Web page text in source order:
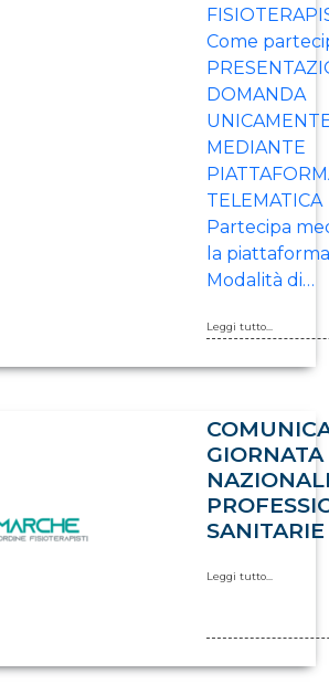
Come
DOMANDA
MEDIANTE
TELEMATICA
Partecipa
la
Modalità di…
Leggi tutto...
GIORNATA
SANITARIE
Leggi tutto...